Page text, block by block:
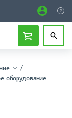
округ
оборудование